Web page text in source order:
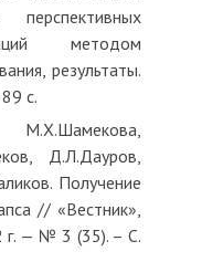
методом
результаты.
с.
М.Х.Шамекова,
Д.Л.Дауров,
Получение
// «Вестник»,
г. — № 3 (35). – С.